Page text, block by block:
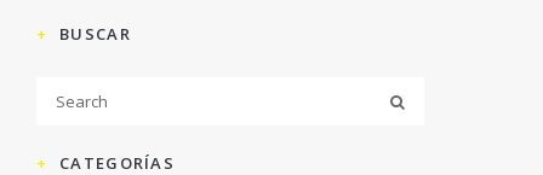
BUSCAR
CATEGORÍAS